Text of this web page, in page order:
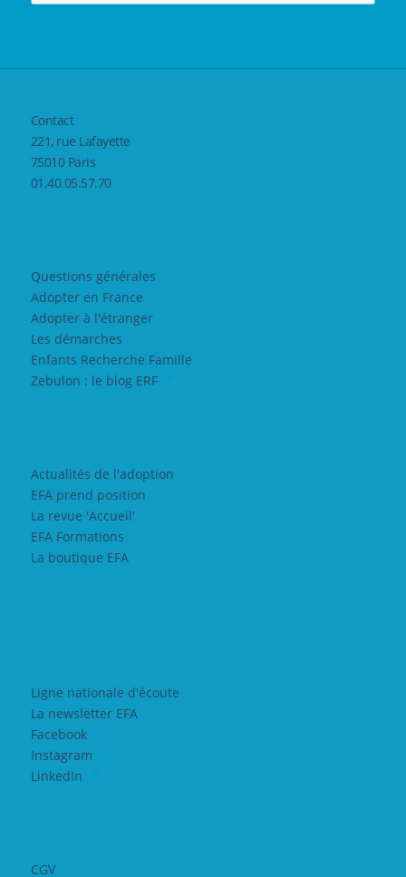
Contact
221, rue Lafayette
75010 Paris
01.40.05.57.70
Questions générales
Adopter en France
Adopter à l'étranger
Les démarches
Enfants Recherche Famille
Zebulon : le blog ERF
Actualités de l'adoption
EFA prend position
La revue 'Accueil'
EFA Formations
La boutique EFA
Ligne nationale d'écoute
La newsletter EFA
Facebook
Instagram
LinkedIn
CGV